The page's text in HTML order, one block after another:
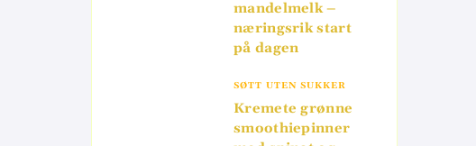
mandelmelk –
næringsrik start
på dagen
SØTT UTEN SUKKER
Kremete grønne
smoothiepinner